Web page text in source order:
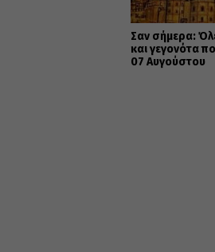
Σαν σήμερα:
και γεγονότα
07 Αυγούστου